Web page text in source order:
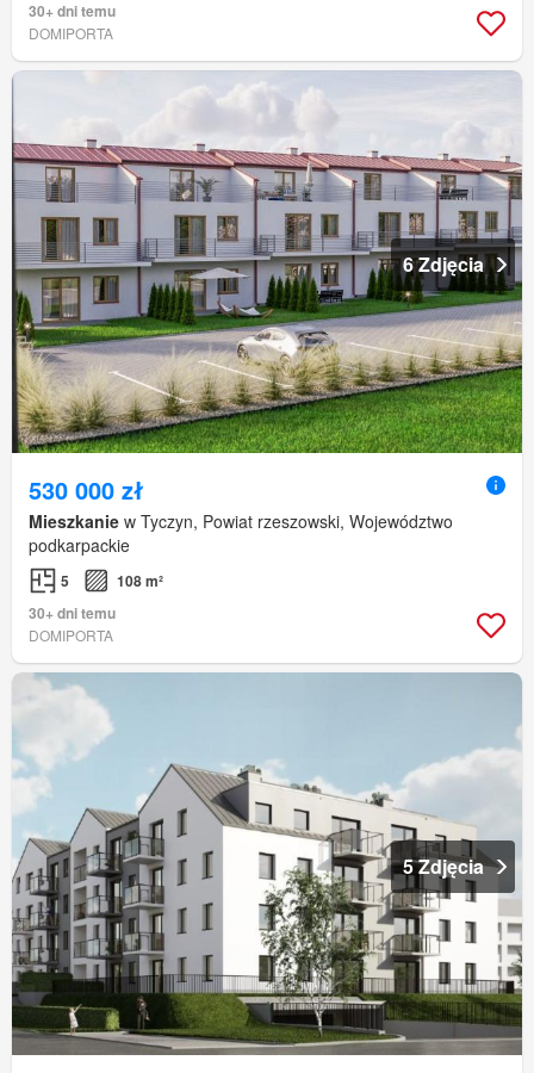
30+ dni temu
DOMIPORTA
6 Zdjęcia
530 000 zł
Mieszkanie w Tyczyn, Powiat rzeszowski, Województwo
podkarpackie
5
108 m²
30+ dni temu
DOMIPORTA
5 Zdjęcia